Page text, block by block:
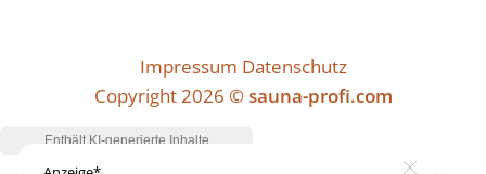
Impressum Datenschutz
Copyright 2026 ©sauna-profi.com